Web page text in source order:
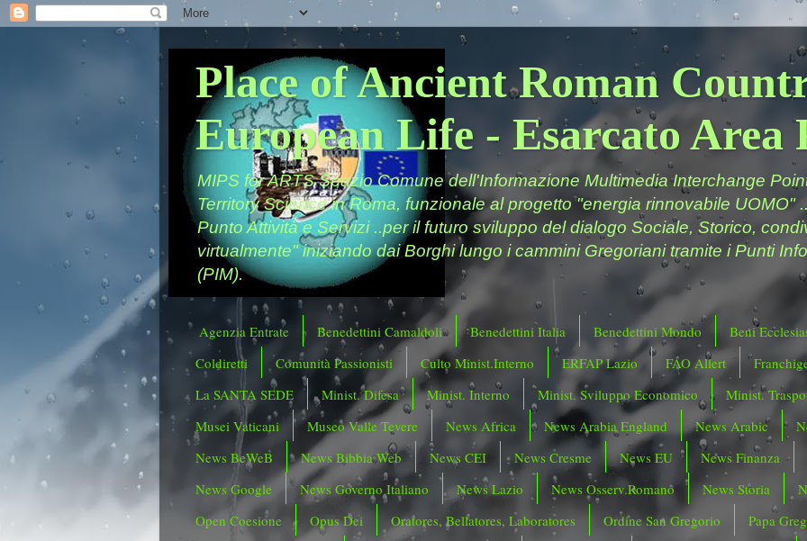
Place of Ancient Roman
European Life - Esarcato Area
MIPS for ARTS Spazio Comune dell'Informazione Multimedia Interchange
Territory Science in Roma, funzionale al progetto "energia rinnovabile UOMO"
Punto Attività e Servizi ..per il futuro sviluppo del dialogo Sociale, Storico,
virtualmente" iniziando dai Borghi lungo i cammini Gregoriani tramite i Punti
(PIM).
Agenzia Entrate Benedettini Camaldoli Benedettini Italia Benedettini Mondo
Beni
Coldiretti
Comunità Passionisti Culto Minist.Interno ERFAP Lazio FAO Allert
La SANTA SEDE
Minist. Difesa Minist. Interno Minist. Sviluppo Economico
Minist.
Musei Vaticani
Museo Valle Tevere News Africa News Arabia England News Arabic
News BeWeB
News Bibbia Web News CEI News Cresme News EU
News Finanza
News Google
News Governo Italiano News Lazio News Osserv.Romano News Storia
Open Coesione
Opus Dei Oratores, Bellatores, Laboratores Ordine San Gregorio
Papa